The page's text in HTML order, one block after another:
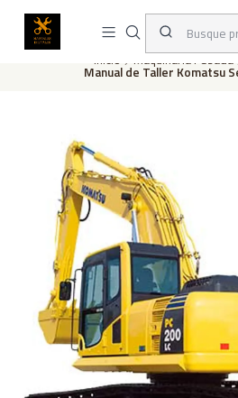
Este es el texto del
Inicio Maquinaria Pesada
Manual de Taller Komatsu